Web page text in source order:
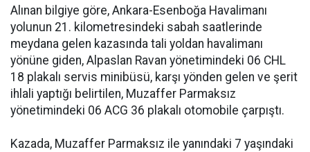
Alınan bilgiye göre, Ankara-Esenboğa Havalimanı
yolunun 21. kilometresindeki sabah saatlerinde
meydana gelen kazasında tali yoldan havalimanı
yönüne giden, Alpaslan Ravan yönetimindeki 06 CHL
18 plakalı servis minibüsü, karşı yönden gelen ve şerit
ihlali yaptığı belirtilen, Muzaffer Parmaksız
yönetimindeki 06 ACG 36 plakalı otomobile çarpıştı.
Kazada, Muzaffer Parmaksız ile yanındaki 7 yaşındaki